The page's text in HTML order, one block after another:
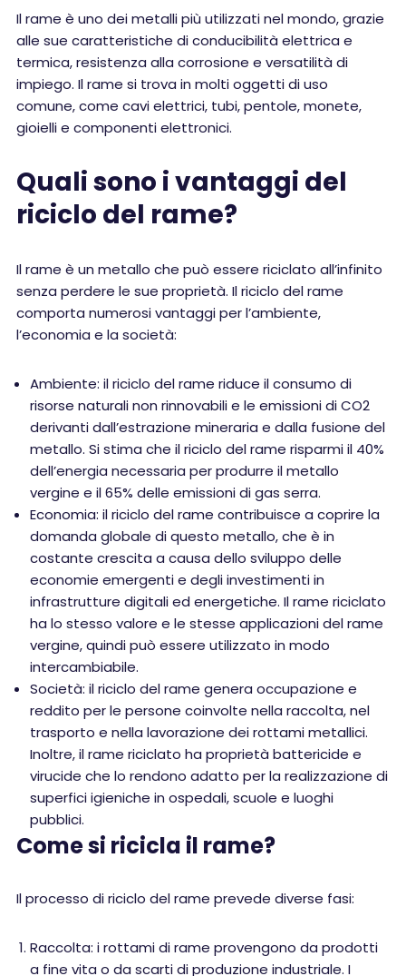
Il rame è uno dei metalli più utilizzati nel mondo, grazie
alle sue caratteristiche di conducibilità elettrica e
termica, resistenza alla corrosione e versatilità di
impiego. Il rame si trova in molti oggetti di uso
comune, come cavi elettrici, tubi, pentole, monete,
gioielli e componenti elettronici.
Quali sono i vantaggi del
riciclo del rame?
Il rame è un metallo che può essere riciclato all’infinito
senza perdere le sue proprietà. Il riciclo del rame
comporta numerosi vantaggi per l’ambiente,
l’economia e la società:
Ambiente: il riciclo del rame riduce il consumo di
risorse naturali non rinnovabili e le emissioni di CO2
derivanti dall’estrazione mineraria e dalla fusione del
metallo. Si stima che il riciclo del rame risparmi il 40%
dell’energia necessaria per produrre il metallo
vergine e il 65% delle emissioni di gas serra.
Economia: il riciclo del rame contribuisce a coprire la
domanda globale di questo metallo, che è in
costante crescita a causa dello sviluppo delle
economie emergenti e degli investimenti in
infrastrutture digitali ed energetiche. Il rame riciclato
ha lo stesso valore e le stesse applicazioni del rame
vergine, quindi può essere utilizzato in modo
intercambiabile.
Società: il riciclo del rame genera occupazione e
reddito per le persone coinvolte nella raccolta, nel
trasporto e nella lavorazione dei rottami metallici.
Inoltre, il rame riciclato ha proprietà battericide e
virucide che lo rendono adatto per la realizzazione di
superfici igieniche in ospedali, scuole e luoghi
pubblici.
Come si ricicla il rame?
Il processo di riciclo del rame prevede diverse fasi:
Raccolta: i rottami di rame provengono da prodotti
a fine vita o da scarti di produzione industriale. I